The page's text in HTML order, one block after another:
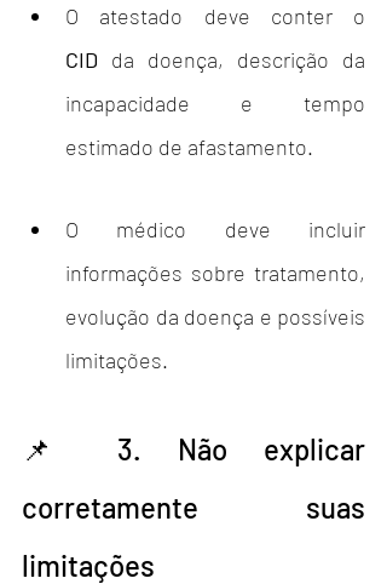
CID da doença, descrição da
incapacidade e tempo
estimado de afastamento.
O médico deve incluir
informações sobre tratamento,
evolução da doença e possíveis
limitações.
📌 3. Não explicar
corretamente suas
limitações